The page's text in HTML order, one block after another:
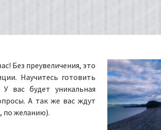
Без преувеличения, это
Научитесь готовить
вас будет уникальная
А так же вас ждут
по желанию).